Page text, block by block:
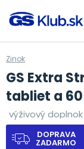
Zinok
GS Extra
tabliet a
výživový doplnok
DOPRAVA
ZADARMO